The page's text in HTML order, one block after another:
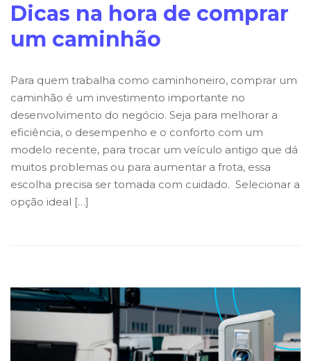
Dicas na hora de comprar
um caminhão
Para quem trabalha como caminhoneiro, comprar um
caminhão é um investimento importante no
desenvolvimento do negócio. Seja para melhorar a
eficiência, o desempenho e o conforto com um
modelo recente, para trocar um veículo antigo que dá
muitos problemas ou para aumentar a frota, essa
escolha precisa ser tomada com cuidado. Selecionar a
opção ideal […]